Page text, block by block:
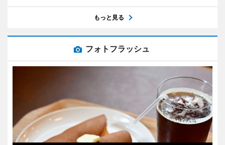
もっと見る
フォトフラッシュ